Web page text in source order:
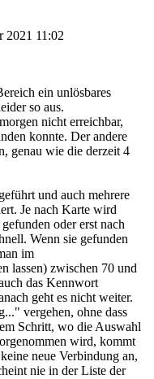
2021 11:02
ein unlösbares
so aus.
nicht erreichbar,
konnte. Der andere
genau wie die derzeit 4
und auch mehrere
Je nach Karte wird
oder erst nach
Wenn sie gefunden
im
lassen) zwischen 70 und
das Kennwort
geht es nicht weiter.
vergehen, ohne dass
Schritt, wo die Auswahl
wird, kommt
neue Verbindung an,
nie in der Liste der